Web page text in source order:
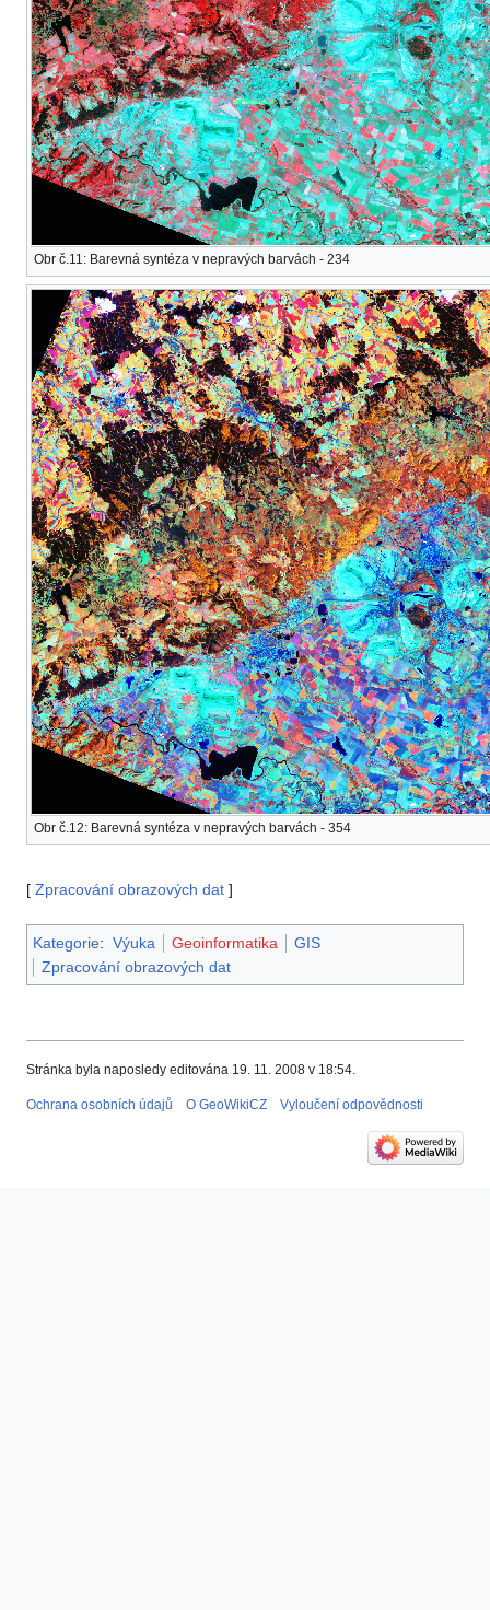
Obr č.11: Barevná syntéza v nepravých barvách - 234
Obr č.12: Barevná syntéza v nepravých barvách - 354
[ Zpracování obrazových dat ]
Kategorie: Výuka Geoinformatika
GIS
Zpracování obrazových dat
Stránka byla naposledy editována 19. 11. 2008 v 18:54.
Ochrana osobních údajů O GeoWikiCZ Vyloučení odpovědnosti